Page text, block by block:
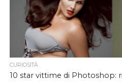
CURIOSITÀ
10 star vittime di Photoshop: